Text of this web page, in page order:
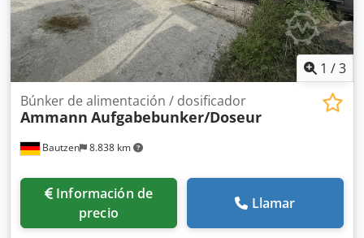
1 /3
Bautzen 8.838 km
Búnker de alimentación / dosificador
Ammann Aufgabebunker/Doseur
Información de
precio
Llamar